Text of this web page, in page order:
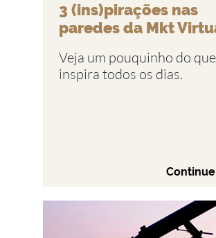
3 (ins)pirações nas
paredes da Mkt
Veja um pouquinho do
inspira todos os dias.